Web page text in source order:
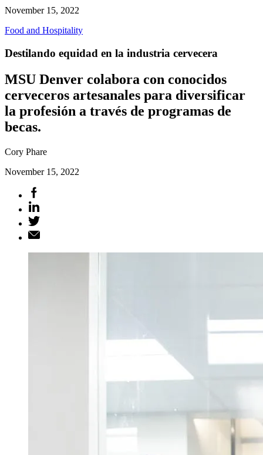
November 15, 2022
Food and Hospitality
Destilando equidad en la industria cervecera
MSU Denver colabora con conocidos
cerveceros artesanales para diversificar
la profesión a través de programas de
becas.
Cory Phare
November 15, 2022